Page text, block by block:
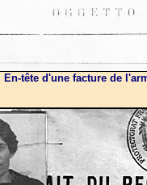
En-tête d'une facture de